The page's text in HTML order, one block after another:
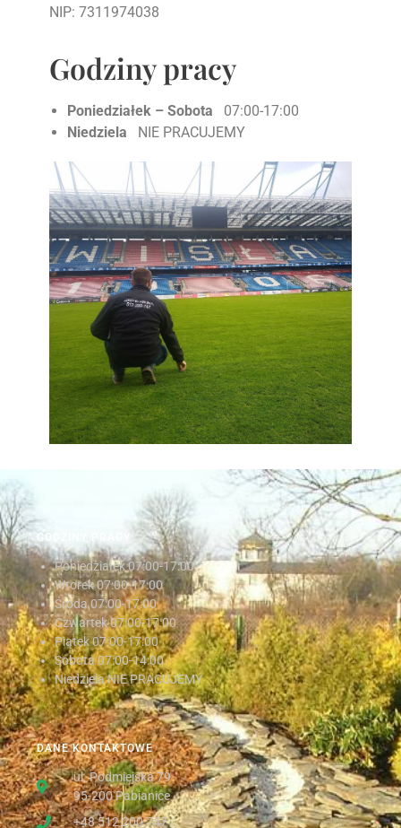
NIP: 7311974038
Godziny pracy
Poniedziałek – Sobota
07:00-17:00
Niedziela NIE PRACUJEMY
DANE KONTAKTOWE
ul. Podmiejska 79
95-200 Pabianice
+48 512 200 747
GODZINY PRACY
Poniedziałek07:00-17:00
Wtorek07:00-17:00
Środa07:00-17:00
Czwartek07:00-17:00
Piątek07:00-17:00
Sobota07:00-14:00
Niedziela NIE PRACUJEMY